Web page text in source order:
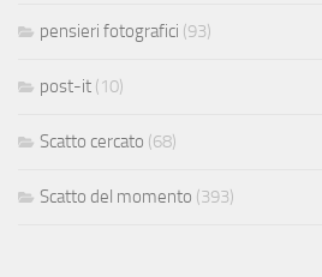
pensieri fotografici (93)
post-it (10)
Scatto cercato (68)
Scatto del momento (393)